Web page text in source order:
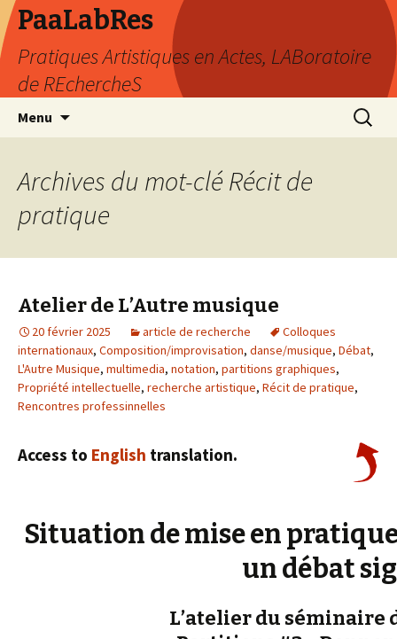
PaaLabRes
Pratiques Artistiques en Actes, LABoratoire
de REchercheS
Menu
principal
Archives du mot-clé Récit de
pratique
Atelier de L’Autre musique
20 février 2025 article de recherche
Colloques
internationaux, Composition/improvisation, danse/musique, Débat,
L'Autre Musique, multimedia, notation, partitions graphiques,
Propriété intellectuelle, recherche artistique, Récit de pratique,
Rencontres professinnelles
Access to English translation.
Situation de mise en
un débat
L’atelier du séminaire